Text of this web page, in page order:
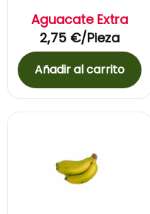
Aguacate Extra
2,75 €/Pieza
Añadir al carrito